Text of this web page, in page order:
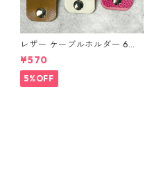
レザー ケーブルホルダー 6個
セット
¥570
5%OFF